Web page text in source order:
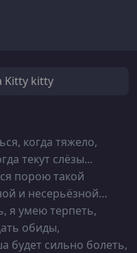
Kitty kitty
когда тяжело,
текут слёзы...
порою такой
и несерьёзной…
я умею терпеть,
обиды,
будет сильно болеть,